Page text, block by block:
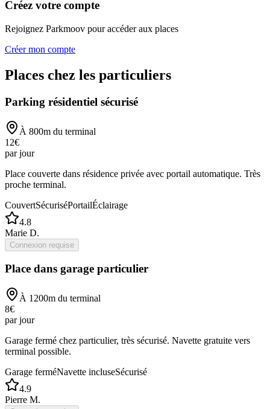
Créez votre compte
Rejoignez Parkmoov pour accéder aux places
Créer mon compte
Places chez les particuliers
Parking résidentiel sécurisé
À 800m du terminal
12€
par jour
Place couverte dans résidence privée avec portail automatique. Très
proche terminal.
CouvertSécuriséPortailÉclairage
4.8
Marie D.
Connexion requise
Place dans garage particulier
À 1200m du terminal
8€
par jour
Garage fermé chez particulier, très sécurisé. Navette gratuite vers
terminal possible.
Garage ferméNavette incluseSécurisé
4.9
Pierre M.